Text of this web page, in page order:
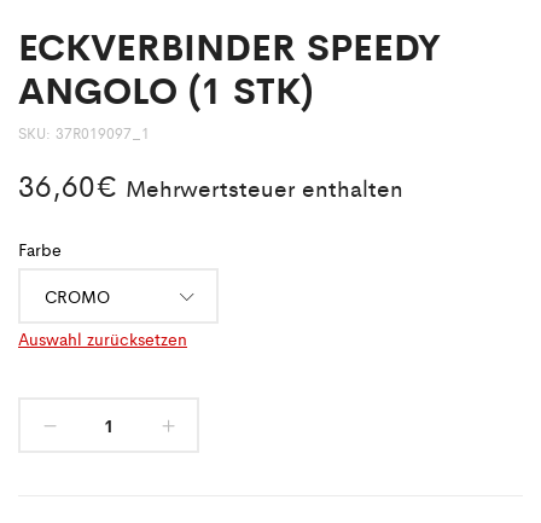
ECKVERBINDER SPEEDY
ANGOLO (1 STK)
SKU: 37R019097_1
36,60€ Mehrwertsteuer enthalten
Farbe
Auswahl zurücksetzen